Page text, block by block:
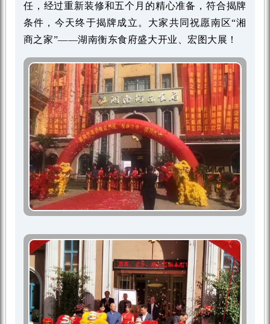
任，经过重新装修和五个月的精心准备，符合揭牌
条件，今天终于揭牌成立。大家共同祝愿南区“湘
商之家”——湖南衡东食府盛大开业、宏图大展！